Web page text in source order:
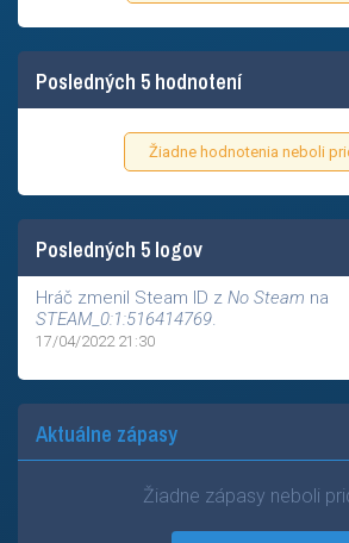
Posledných 5 hodnotení
Žiadne hodnotenia neboli
Posledných 5 logov
Hráč zmenil Steam ID z No Steam na
STEAM_0:1:516414769.
17/04/2022 21:30
Aktuálne zápasy
Žiadne zápasy neboli